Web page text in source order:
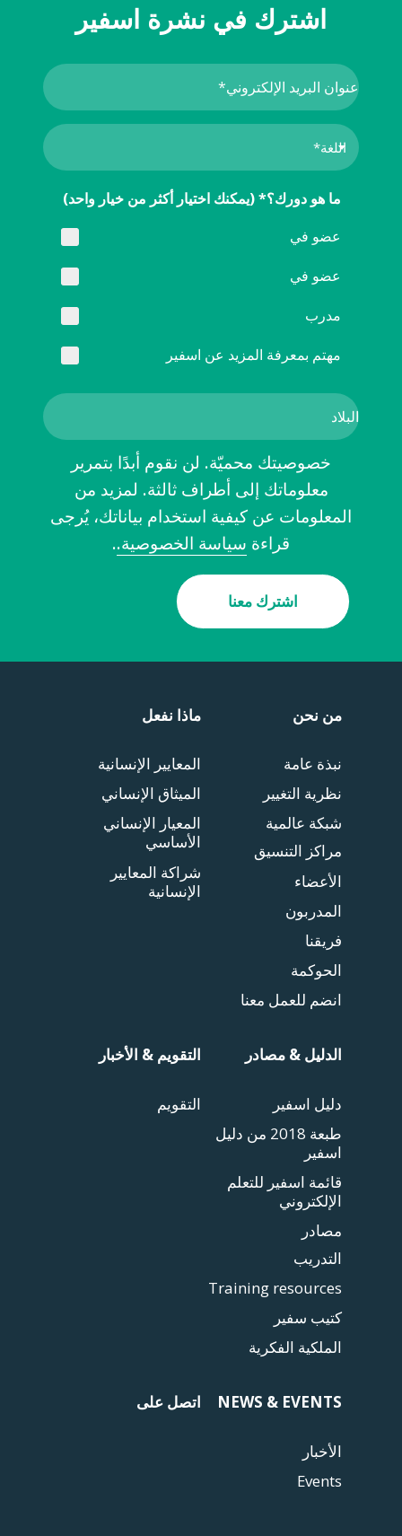
اشترك في نشرة اسفير
ما هو دورك؟* (يمكنك اختيار أكثر من خيار واحد)
عضو في
عضو في
مدرب
مهتم بمعرفة المزيد عن اسفير
خصوصيتك محميّة. لن نقوم أبدًا بتمرير
معلوماتك إلى أطراف ثالثة. لمزيد من
المعلومات عن كيفية استخدام بياناتك، يُرجى
قراءة سياسة الخصوصية..
اشترك معنا
من نحن
نبذة عامة
نظرية التغيير
شبكة عالمية
مراكز التنسيق
الأعضاء
المدربون
فريقنا
الحوكمة
انضم للعمل معنا
ماذا نفعل
المعايير الإنسانية
الميثاق الإنساني
المعيار الإنساني
الأساسي
شراكة المعايير
الإنسانية
الدليل & مصادر
دليل اسفير
طبعة 2018 من دليل
اسفير
قائمة اسفير للتعلم
الإلكتروني
مصادر
التدريب
Training resources
كتيب سفير
الملكية الفكرية
التقويم & الأخبار
التقويم
NEWS & EVENTS
الأخبار
Events
اتصل على